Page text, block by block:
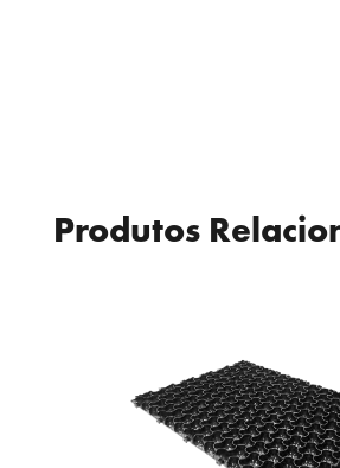
Produtos